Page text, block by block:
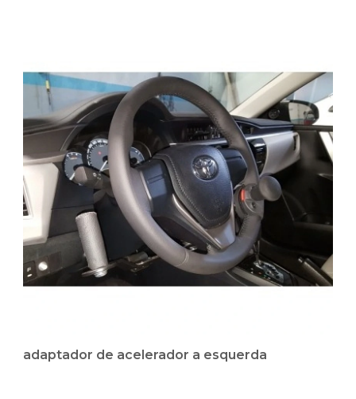
adaptador de acelerador a esquerda